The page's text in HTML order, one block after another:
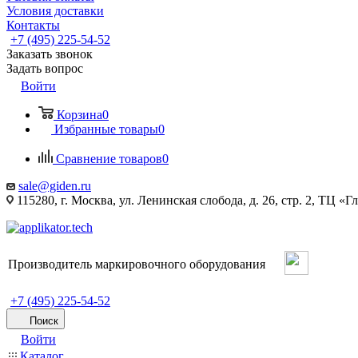
Условия доставки
Контакты
+7 (495) 225-54-52
Заказать звонок
Задать вопрос
Войти
Корзина0
Избранные товары0
Сравнение товаров0
sale@giden.ru
115280, г. Москва, ул. Ленинская слобода, д. 26, стр. 2, ТЦ
Производитель маркировочного оборудования
+7 (495) 225-54-52
Поиск
Войти